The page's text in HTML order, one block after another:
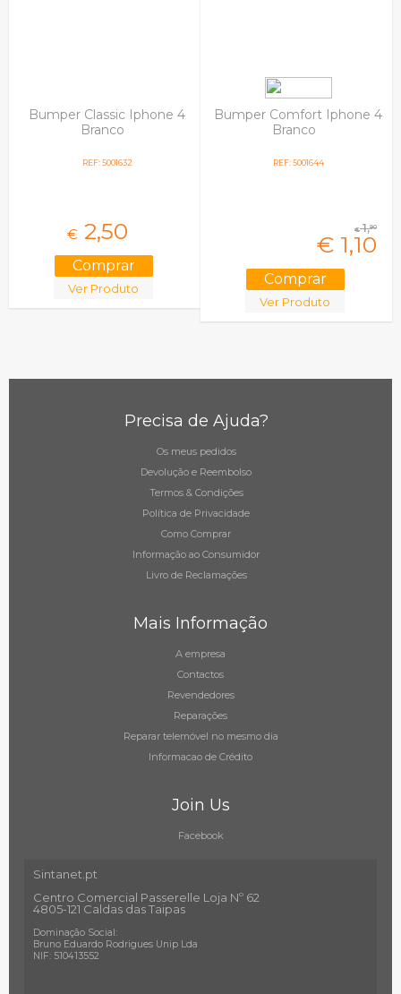
Bumper Classic Iphone 4
Branco
REF: 5001632
€ 2,50
Ver Produto
Bumper Comfort Iphone 4
Branco
REF: 5001644
€1,90
€ 1,10
Ver Produto
Precisa de Ajuda?
Os meus pedidos
Devolução e Reembolso
Termos & Condições
Política de Privacidade
Como Comprar
Informação ao Consumidor
Livro de Reclamações
Mais Informação
A empresa
Contactos
Revendedores
Reparações
Reparar telemóvel no mesmo dia
Informacao de Crédito
Join Us
Facebook
Sintanet.pt
Centro Comercial Passerelle Loja Nº 62
4805-121 Caldas das Taipas
Dominação Social:
Bruno Eduardo Rodrigues Unip Lda
NIF: 510413552